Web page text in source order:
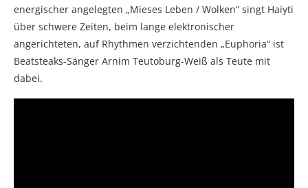
energischer angelegten „Mieses Leben / Wolken“ singt Haiyti
über schwere Zeiten, beim lange elektronischer
angerichteten, auf Rhythmen verzichtenden „Euphoria“ ist
Beatsteaks-Sänger Arnim Teutoburg-Weiß als Teute mit
dabei.